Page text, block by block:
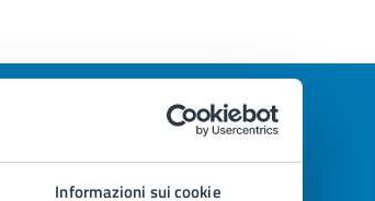
Informazioni sui cookie